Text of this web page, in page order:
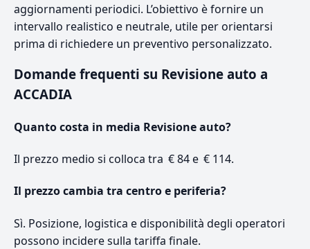
aggiornamenti periodici. L’obiettivo è fornire un
intervallo realistico e neutrale, utile per orientarsi
prima di richiedere un preventivo personalizzato.
Domande frequenti su Revisione auto a
ACCADIA
Quanto costa in media Revisione auto?
Il prezzo medio si colloca tra € 84 e € 114.
Il prezzo cambia tra centro e periferia?
Sì. Posizione, logistica e disponibilità degli operatori
possono incidere sulla tariffa finale.